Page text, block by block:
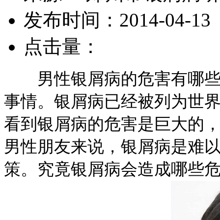
发布时间：2014-04-13
点击量：
男性银屑病的危害有哪些
事情。银屑病已经被列为世
看到银屑病的危害是巨大的
男性朋友来说，银屑病是难
策。究竟银屑病会造成哪些